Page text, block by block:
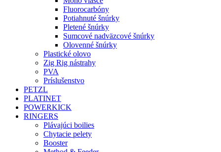
Fluorocarbóny
Potiahnuté šnúrky
Pletené šnúrky
Sumcové nadväzcové šnúrky
Olovenné šnúrky
Plastické olovo
Zig Rig nástrahy
PVA
Príslušenstvo
PETZL
PLATINET
POWERKICK
RINGERS
Plávajúci boilies
Chytacie pelety
Booster